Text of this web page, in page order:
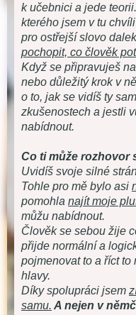
k učebnici a jede
kterého jsem v tu
pro ostřejší slovo
pochopit, co člověk
Když se připravuješ
nebo důležitý krok v
o to, jak se vidíš ty
zkušenostech a jestli
nabídnout.
Co ti může rozhovor
Uvidíš svoje silné
Tohle pro mě bylo asi
pomohla najít moje
můžu nabídnout.
Člověk se sebou žije
přijde normální a
pojmenovat to a říct
hlavy.
Díky spolupráci jsem
samu. A nejen v